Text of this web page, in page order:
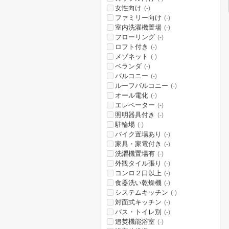
女性向け (-)
ファミリー向け (-)
室内洗濯機置場 (-)
フローリング (-)
ロフト付き (-)
メゾネット (-)
ベランダ (-)
バルコニー (-)
ルーフバルコニー (-)
オール電化 (-)
エレベーター (-)
照明器具付き (-)
駐輪場 (-)
バイク置場あり (-)
家具・家電付き (-)
洗濯機置場有 (-)
外観タイル張り (-)
コンロ２口以上 (-)
食器洗い乾燥機 (-)
システムキッチン (-)
対面式キッチン (-)
バス・トイレ別 (-)
追焚機能浴室 (-)